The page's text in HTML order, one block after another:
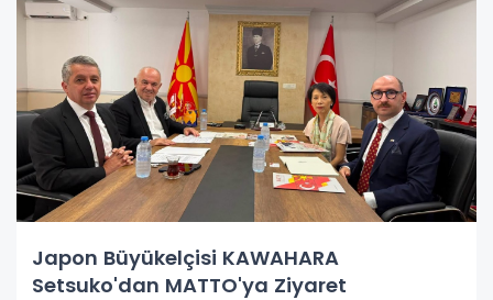
Japon Büyükelçisi KAWAHARA
Setsuko'dan MATTO'ya Ziyaret